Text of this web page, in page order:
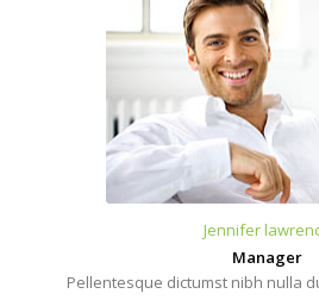
Jennifer
Manager
Pellentesque dictumst nibh nulla